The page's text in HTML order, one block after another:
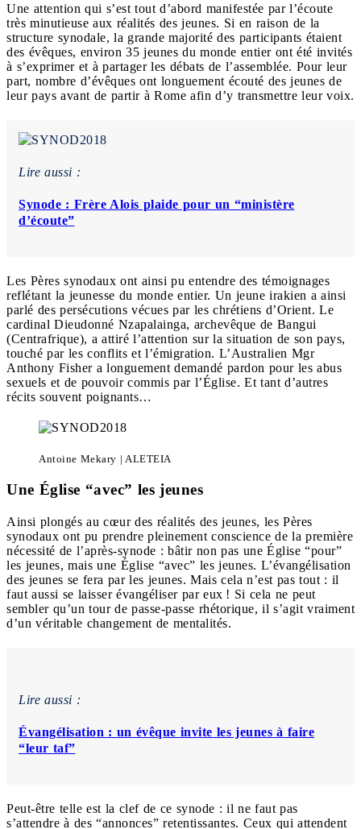
Une attention qui s’est tout d’abord manifestée par l’écoute
très minutieuse aux réalités des jeunes. Si en raison de la
structure synodale, la grande majorité des participants étaient
des évêques, environ 35 jeunes du monde entier ont été invités
à s’exprimer et à partager les débats de l’assemblée. Pour leur
part, nombre d’évêques ont longuement écouté des jeunes de
leur pays avant de partir à Rome afin d’y transmettre leur voix.
Lire aussi :
Synode : Frère Alois plaide pour un “ministère
d’écoute”
Les Pères synodaux ont ainsi pu entendre des témoignages
reflétant la jeunesse du monde entier. Un jeune irakien a ainsi
parlé des persécutions vécues par les chrétiens d’Orient. Le
cardinal Dieudonné Nzapalainga, archevêque de Bangui
(Centrafrique), a attiré l’attention sur la situation de son pays,
touché par les conflits et l’émigration. L’Australien Mgr
Anthony Fisher a longuement demandé pardon pour les abus
sexuels et de pouvoir commis par l’Église. Et tant d’autres
récits souvent poignants…
Antoine Mekary | ALETEIA
Une Église “avec” les jeunes
Ainsi plongés au cœur des réalités des jeunes, les Pères
synodaux ont pu prendre pleinement conscience de la première
nécessité de l’après-synode : bâtir non pas une Église “pour”
les jeunes, mais une Église “avec” les jeunes. L’évangélisation
des jeunes se fera par les jeunes. Mais cela n’est pas tout : il
faut aussi se laisser évangéliser par eux ! Si cela ne peut
sembler qu’un tour de passe-passe rhétorique, il s’agit vraiment
d’un véritable changement de mentalités.
Lire aussi :
Évangélisation : un évêque invite les jeunes à faire
“leur taf”
Peut-être telle est la clef de ce synode : il ne faut pas
s’attendre à des “annonces” retentissantes. Ceux qui attendent